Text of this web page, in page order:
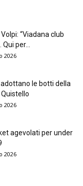
“Viadana club
per...
2026
le botti della
2026
agevolati per under
2026